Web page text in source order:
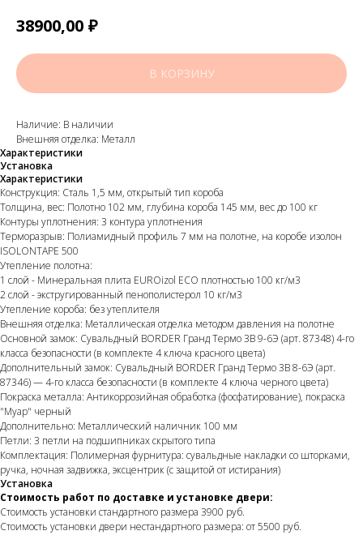
38900,00 ₽
В КОРЗИНУ
Наличие: В наличии
Внешняя отделка: Металл
Характеристики
Установка
Характеристики
Конструкция: Сталь 1,5 мм, открытый тип короба
Толщина, вес: Полотно 102 мм, глубина короба 145 мм, вес до 100 кг
Контуры уплотнения: 3 контура уплотнения
Терморазрыв: Полиамидный профиль 7 мм на полотне, на коробе изолон
ISOLONTAPE 500
Утепление полотна:
1 слой - Минеральная плита EUROizol ECO плотностью 100 кг/м3
2 слой - экстругированный пенополистерол 10 кг/м3
Утепление короба: без утеплителя
Внешняя отделка: Металлическая отделка методом давления на полотне
Основной замок: Сувальдный BORDER Гранд Термо 3В 9-6Э (арт. 87348) 4-го
класса безопасности (в комплекте 4 ключа красного цвета)
Дополнительный замок: Сувальдный BORDER Гранд Термо 3В 8-6Э (арт.
87346) — 4-го класса безопасности (в комплекте 4 ключа черного цвета)
Покраска металла: Антикоррозийная обработка (фосфатирование), покраска
"Муар" черный
Дополнительно: Металлический наличник 100 мм
Петли: 3 петли на подшипниках скрытого типа
Комплектация: Полимерная фурнитура: сувальдные накладки со шторками,
ручка, ночная задвижка, эксцентрик (с защитой от истирания)
Установка
Стоимость работ по доставке и установке двери:
Стоимость установки стандартного размера 3900 руб.
Стоимость установки двери нестандартного размера: от 5500 руб.